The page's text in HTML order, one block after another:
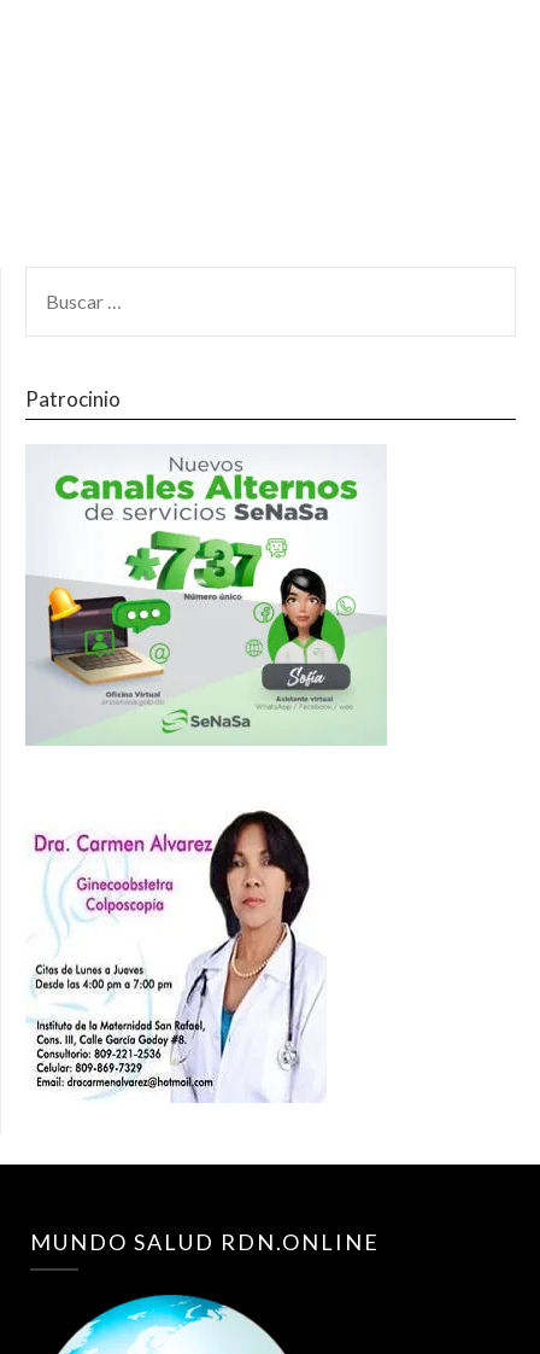
Patrocinio
MUNDO SALUD RDN.ONLINE